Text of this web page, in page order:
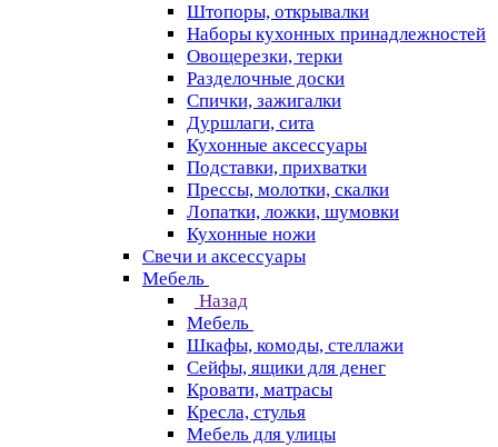
Штопоры, открывалки
Наборы кухонных принадлежностей
Овощерезки, терки
Разделочные доски
Спички, зажигалки
Дуршлаги, сита
Кухонные аксессуары
Подставки, прихватки
Прессы, молотки, скалки
Лопатки, ложки, шумовки
Кухонные ножи
Свечи и аксессуары
Мебель
Назад
Мебель
Шкафы, комоды, стеллажи
Сейфы, ящики для денег
Кровати, матрасы
Кресла, стулья
Мебель для улицы